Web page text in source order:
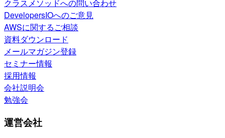
クラスメソッドへの問い合わせ
DevelopersIOへのご意見
AWSに関するご相談
資料ダウンロード
メールマガジン登録
セミナー情報
採用情報
会社説明会
勉強会
運営会社